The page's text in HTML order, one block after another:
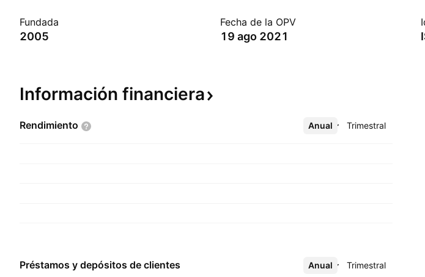
Fundada
2005
Fecha de la OPV
19 ago 2021
Información financiera
Rendimiento Anual Trimestral
Más
Préstamos y depósitos de clientes Anual Trimestral
Más